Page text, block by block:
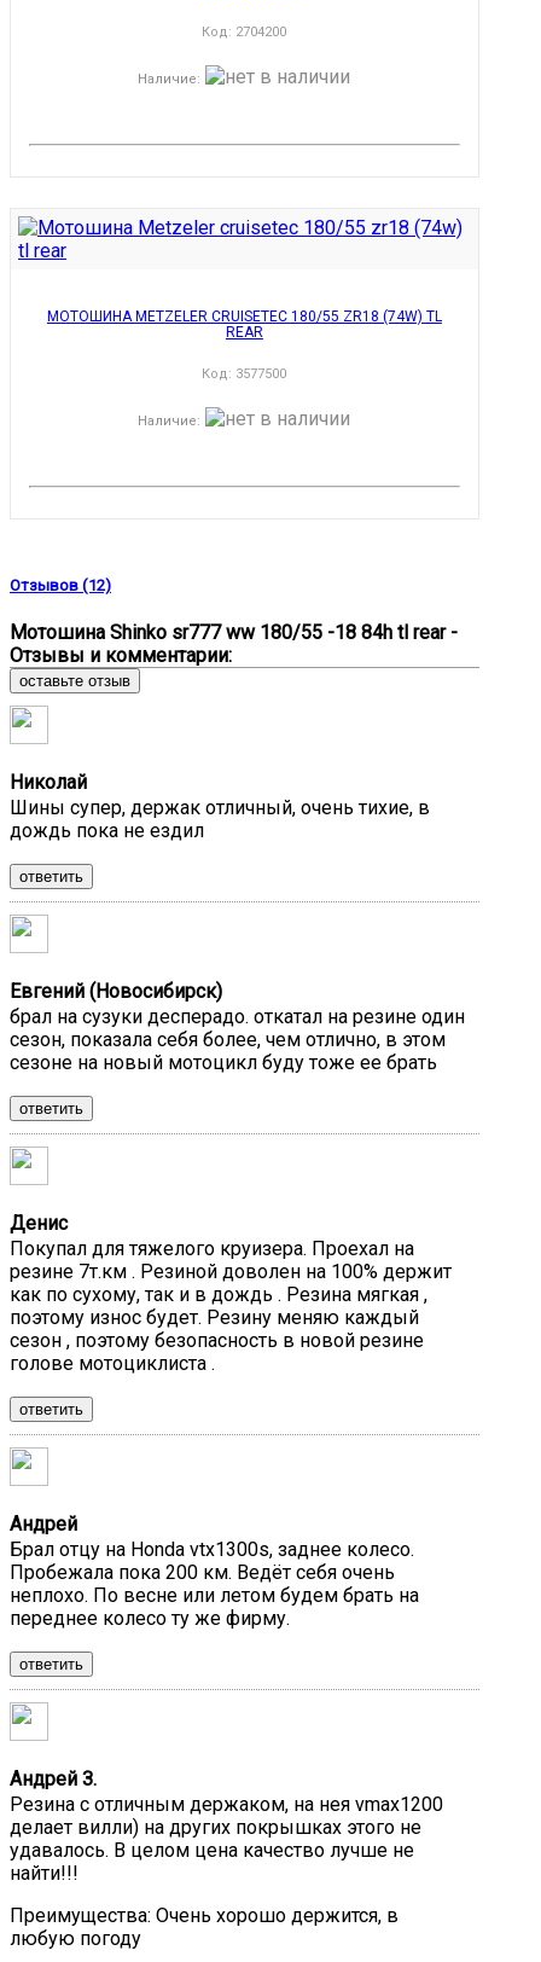
Код: 2704200
Наличие:
МОТОШИНА METZELER CRUISETEC 180/55 ZR18 (74W) TL
REAR
Код: 3577500
Наличие:
Отзывов (12)
Мотошина Shinko sr777 ww 180/55 -18 84h tl rear -
Отзывы и комментарии:
оставьте отзыв
Николай
Шины супер, держак отличный, очень тихие, в
дождь пока не ездил
ответить
Евгений (Новосибирск)
брал на сузуки десперадо. откатал на резине один
сезон, показала себя более, чем отлично, в этом
сезоне на новый мотоцикл буду тоже ее брать
ответить
Денис
Покупал для тяжелого круизера. Проехал на
резине 7т.км . Резиной доволен на 100% держит
как по сухому, так и в дождь . Резина мягкая ,
поэтому износ будет. Резину меняю каждый
сезон , поэтому безопасность в новой резине
голове мотоциклиста .
ответить
Андрей
Брал отцу на Honda vtx1300s, заднее колесо.
Пробежала пока 200 км. Ведёт себя очень
неплохо. По весне или летом будем брать на
переднее колесо ту же фирму.
ответить
Андрей З.
Резина с отличным держаком, на нея vmax1200
делает вилли) на других покрышках этого не
удавалось. В целом цена качество лучше не
найти!!!
Преимущества: Очень хорошо держится, в
любую погоду